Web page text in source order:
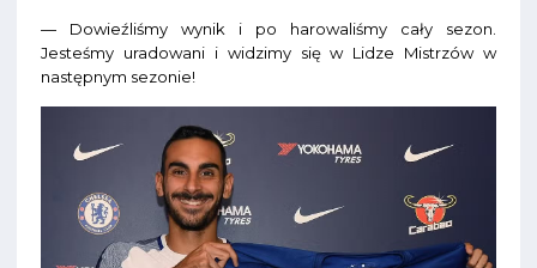
— Dowieźliśmy wynik i po harowaliśmy cały sezon.
Jesteśmy uradowani i widzimy się w Lidze Mistrzów w
następnym sezonie!